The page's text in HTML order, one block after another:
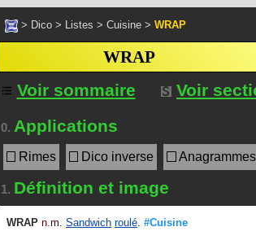
> Dico > Listes > Cuisine > WRAP
WRAP
Voir sommaire
Voir
0. Applications
Rimes Dico inverse Anagrammes
1. Définition et image
WRAP n.m. Sandwich roulé. #Cuisine